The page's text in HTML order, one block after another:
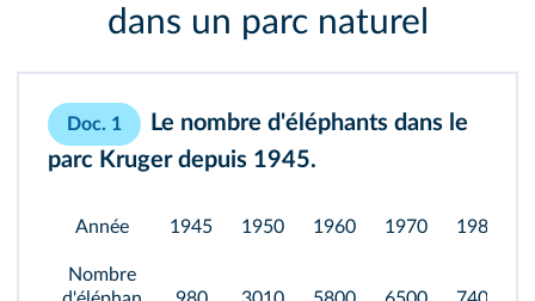
dans un parc naturel
Doc. 1
Le nombre d'éléphants dans le
parc Kruger depuis 1945.
Année 1945 1950 1960 1970 1980
Nombre